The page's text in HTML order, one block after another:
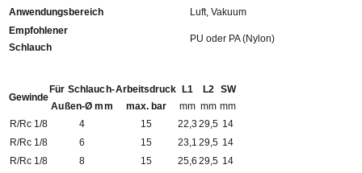
Anwendungsbereich
Luft, Vakuum
Empfohlener
Schlauch
PU oder PA (Nylon)
Gewinde
Für Schlauch-
Außen-Ø mm
Arbeitsdruck
max. bar
L1
mm
L2
mm
SW
mm
R/Rc 1/8
4 15 22,3 29,5 14
R/Rc 1/8
6 15 23,1 29,5 14
R/Rc 1/8
8 15 25,6 29,5 14